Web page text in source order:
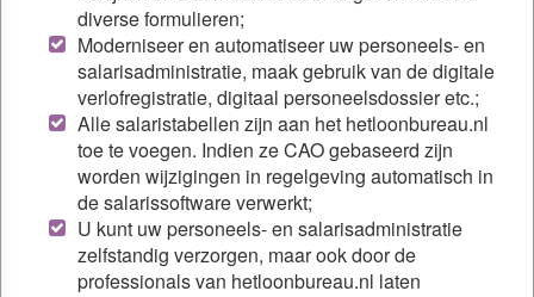
diverse formulieren;
Moderniseer en automatiseer uw personeels- en
salarisadministratie, maak gebruik van de digitale
verlofregistratie, digitaal personeelsdossier etc.;
Alle salaristabellen zijn aan het hetloonbureau.nl
toe te voegen. Indien ze CAO gebaseerd zijn
worden wijzigingen in regelgeving automatisch in
de salarissoftware verwerkt;
U kunt uw personeels- en salarisadministratie
zelfstandig verzorgen, maar ook door de
professionals van hetloonbureau.nl laten